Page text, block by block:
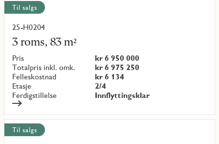
Til salgs
25-H0204
3 roms, 83 m²
Pris
kr 6 950 000
Totalpris inkl. omk.
kr 6 975 250
Felleskostnad
kr 6 134
Etasje
2/4
Ferdigstillelse
Innflyttingsklar
Les
mer
om
objekt
{objectNumber}
Til salgs